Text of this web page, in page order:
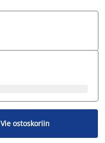
Vie ostoskoriin